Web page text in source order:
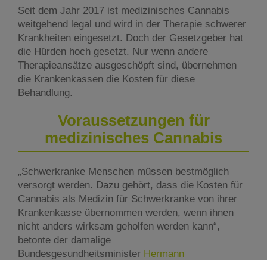
Seit dem Jahr 2017 ist medizinisches Cannabis
weitgehend legal und wird in der Therapie schwerer
Krankheiten eingesetzt. Doch der Gesetzgeber hat
die Hürden hoch gesetzt. Nur wenn andere
Therapieansätze ausgeschöpft sind, übernehmen
die Krankenkassen die Kosten für diese
Behandlung.
Voraussetzungen für
medizinisches Cannabis
„Schwerkranke Menschen müssen bestmöglich
versorgt werden. Dazu gehört, dass die Kosten für
Cannabis als Medizin für Schwerkranke von ihrer
Krankenkasse übernommen werden, wenn ihnen
nicht anders wirksam geholfen werden kann“,
betonte der damalige
Bundesgesundheitsminister Hermann